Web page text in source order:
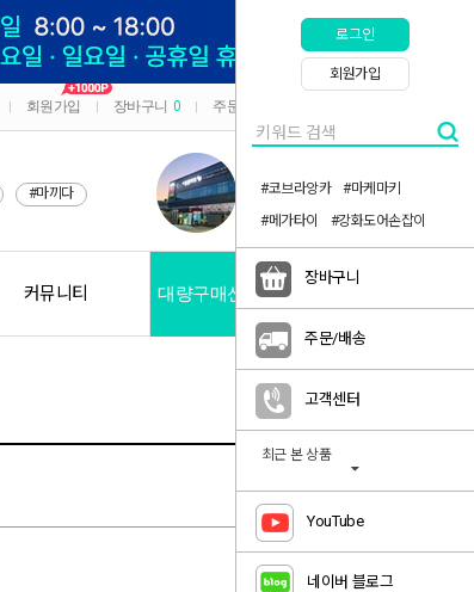
회원가입 장바구니 0 주문/배송
#마끼다
커뮤니티 대량구매신청
로그인
회원가입
#코브라앙카
#마케마키
#메가타이
#강화도어손잡이
장바구니
주문/배송
고객센터
최근 본 상품
YouTube
네이버 블로그